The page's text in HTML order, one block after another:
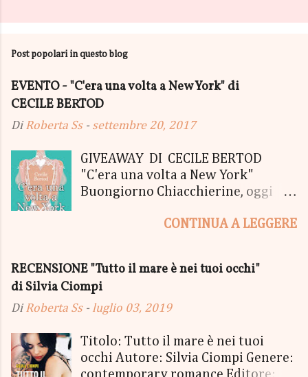
Post popolari in questo blog
EVENTO - "C'era una volta a New York" di
CECILE BERTOD
Di Roberta Ss - settembre 20, 2017
GIVEAWAY DI CECILE BERTOD
"C'era una volta a New York"
Buongiorno Chiacchierine, oggi
lanciamo il SUPER MEGA GIVEAWAY
05 Ottobre di "C'era una volta a
New York", edito Newton Compton.
Un Giveaway molto ricco per la
Premio, che si aggiudicherà tutto
in Un bel PACCO SORPRESA: - La
Copia Cartacea di "C'era una volta a
CONTINUA A LEGGERE
RECENSIONE "Tutto il mare è nei tuoi occhi"
di Silvia Ciompi
Di Roberta Ss - luglio 03, 2019
Titolo: Tutto il mare è nei tuoi
occhi Autore: Silvia Ciompi Genere:
contemporary romance Editore: